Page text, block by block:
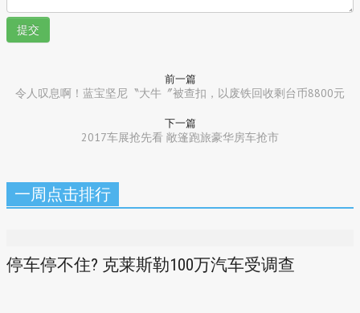
提交
前一篇
令人叹息啊！蓝宝坚尼〝大牛〞被查扣，以废铁回收剩台币8800元
下一篇
2017车展抢先看 敞篷跑旅豪华房车抢市
一周点击排行
停车停不住? 克莱斯勒100万汽车受调查